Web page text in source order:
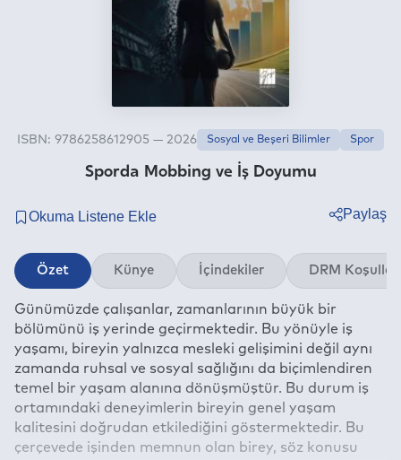
Sporda Mobbing ve İş Doyumu
ISBN: 9786258612905 — 2026 Sosyal ve Beşeri Bilimler Spor
Paylaş
Twitter
Linkedin
Whatsapp
Telegram
E-mail
Özet Künye İçindekiler DRM Koşulları
Günümüzde çalışanlar, zamanlarının büyük bir
bölümünü iş yerinde geçirmektedir. Bu yönüyle iş
yaşamı, bireyin yalnızca mesleki gelişimini değil aynı
zamanda ruhsal ve sosyal sağlığını da biçimlendiren
temel bir yaşam alanına dönüşmüştür. Bu durum iş
ortamındaki deneyimlerin bireyin genel yaşam
kalitesini doğrudan etkilediğini göstermektedir. Bu
çerçevede işinden memnun olan birey, söz konusu